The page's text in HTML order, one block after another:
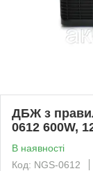
ДБЖ з
0612 600W,
В наявності
Код: NGS-0612